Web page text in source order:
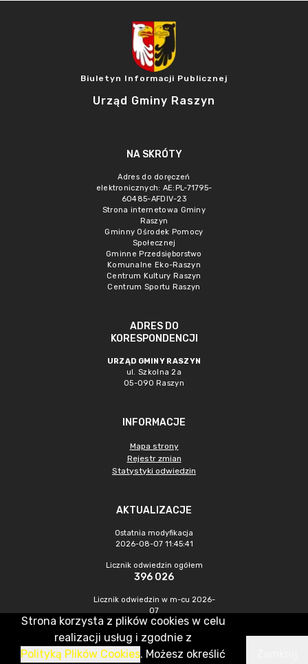
Biuletyn Informacji Publicznej
Urząd Gminy Raszyn
NA SKRÓTY
Adres do doręczeń
elektronicznych: AE:PL-71795-
60485-AFDIV-23
Strona internetowa Gminy
Raszyn
Gminny Ośrodek Pomocy
Społecznej
Gminne Przedsięborstwo
Komunalne Eko-Raszyn
Centrum Kultury Raszyn
Centrum Sportu Raszyn
ADRES DO
KORESPONDENCJI
URZĄD GMINY RASZYN
ul. Szkolna 2a
05-090 Raszyn
INFORMACJE
Mapa strony
Rejestr zmian
Statystyki odwiedzin
AKTUALIZACJE
Ostatnia modyfikacja
2026-08-07 11:45:41
Licznik odwiedzin ogółem
396 026
Licznik odwiedzin w m-cu 2026-
07
1 337
CMS & Hosting: Nefeni Sp. z o.o.
Strona korzysta z plików cookies w celu
realizacji usług i zgodnie z
Polityką Plików Cookies. Możesz określić